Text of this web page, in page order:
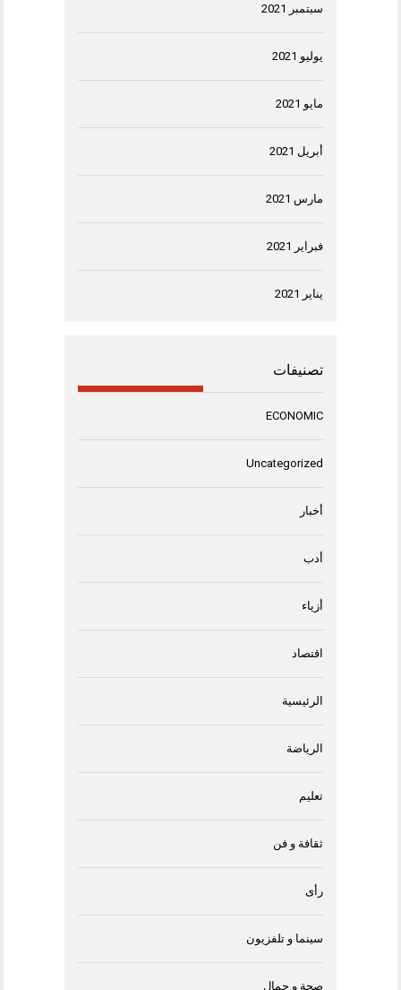
سبتمبر 2021
يوليو 2021
مايو 2021
أبريل 2021
مارس 2021
فبراير 2021
يناير 2021
تصنيفات
ECONOMIC
Uncategorized
أخبار
أدب
أزياء
اقتصاد
الرئيسية
الرياضة
تعليم
ثقافة و فن
رأى
سينما و تلفزيون
صحة و جمال